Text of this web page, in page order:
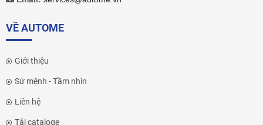
VỀ AUTOME
Giới thiệu
Sứ mệnh - Tầm nhìn
Liên hệ
Tải cataloge